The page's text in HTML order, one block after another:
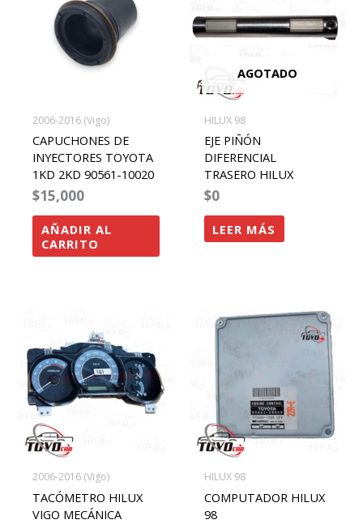
2006-2016 (Vigo)
CAPUCHONES DE
INYECTORES TOYOTA
1KD 2KD 90561-10020
$15,000
AÑADIR AL
CARRITO
AGOTADO
HILUX 98
EJE PIÑÓN
DIFERENCIAL
TRASERO HILUX
$0
LEER MÁS
2006-2016 (Vigo)
TACÓMETRO HILUX
VIGO MECÁNICA
HILUX 98
COMPUTADOR HILUX
98